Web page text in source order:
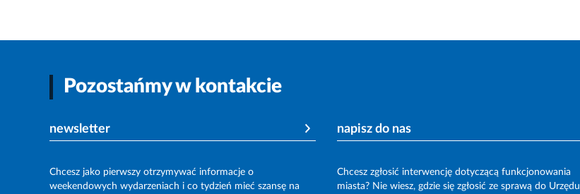
Pozostańmy w kontakcie
newsletter
Chcesz jako pierwszy otrzymywać informacje o
weekendowych wydarzeniach i co tydzień mieć szansę na
napisz do nas
Chcesz zgłosić interwencję dotyczącą funkcjonowania
miasta? Nie wiesz, gdzie się zgłosić ze sprawą do Urzędu